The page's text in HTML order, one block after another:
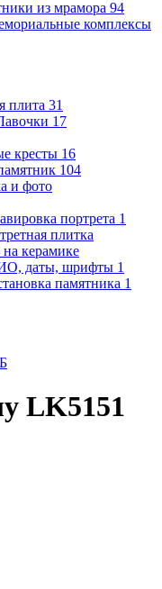
из мрамора 94
комплексы
плита 31
17
кресты 16
104
и фото
портрета 1
плитка
керамике
даты, шрифты 1
памятника 1
LK5151